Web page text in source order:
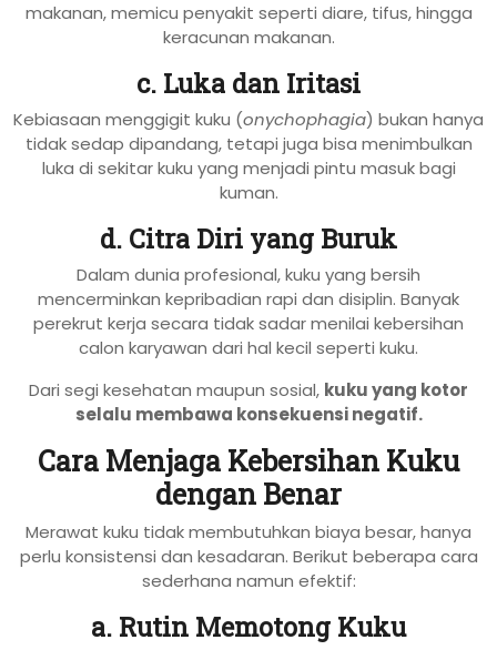
makanan, memicu penyakit seperti diare, tifus, hingga
keracunan makanan.
c. Luka dan Iritasi
Kebiasaan menggigit kuku (onychophagia) bukan hanya
tidak sedap dipandang, tetapi juga bisa menimbulkan
luka di sekitar kuku yang menjadi pintu masuk bagi
kuman.
d. Citra Diri yang Buruk
Dalam dunia profesional, kuku yang bersih
mencerminkan kepribadian rapi dan disiplin. Banyak
perekrut kerja secara tidak sadar menilai kebersihan
calon karyawan dari hal kecil seperti kuku.
Dari segi kesehatan maupun sosial, kuku yang kotor
selalu membawa konsekuensi negatif.
Cara Menjaga Kebersihan Kuku
dengan Benar
Merawat kuku tidak membutuhkan biaya besar, hanya
perlu konsistensi dan kesadaran. Berikut beberapa cara
sederhana namun efektif:
a. Rutin Memotong Kuku